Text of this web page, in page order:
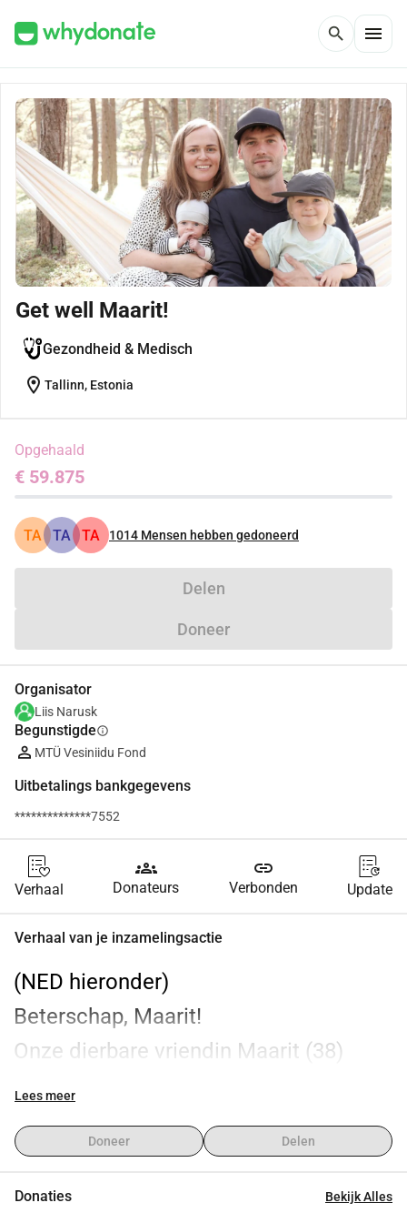
search menu
Get well Maarit!
Gezondheid & Medisch
location_on Tallinn, Estonia
Opgehaald
€ 59.875
TA TA TA 1014 Mensen hebben gedoneerd
Delen
Doneer
Organisator
Liis Narusk
Begunstigdeinfo
MTÜ Vesiniidu Fond
Uitbetalings bankgegevens
**************7552
Verhaal
groups
Donateurs
link
Verbonden Update
Verhaal van je inzamelingsactie
(NED hieronder)
Beterschap, Maarit!
Onze dierbare vriendin Maarit (38)
werd in december 2024, tijdens haar
vierde maand van de zwangerschap,
getroffen door een ernstige meningitis.
Als gevolg hiervan heeft ze zeven
Lees meer
Doneer Delen
Donaties Bekijk Alles